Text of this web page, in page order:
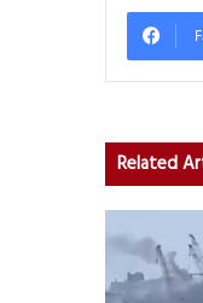
Related